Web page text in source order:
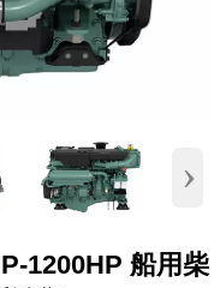
›
1200HP 船用柴